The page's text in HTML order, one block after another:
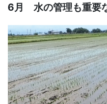
6月 水の管理も重要